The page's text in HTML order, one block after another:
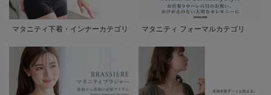
マタニティ下着・インナーカテゴリ マタニティ フォーマルカテゴリ